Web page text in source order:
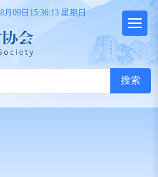
09日15:36:13 星期日
搜索